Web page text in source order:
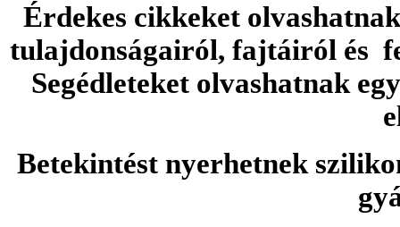
Érdekes cikkeket
tulajdonságairól, fajtáiról és
Segédleteket olvashatnak
Betekintést nyerhetnek